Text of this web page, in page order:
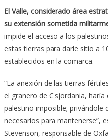
El Valle, considerado área
su extensión sometida
impide el acceso a los
estas tierras para darle sitio a
establecidos en la comarca.
“La anexión de las tierras
el granero de Cisjordania,
palestino imposible; privándole
necesarios para mantenerse”,
Stevenson, responsable de